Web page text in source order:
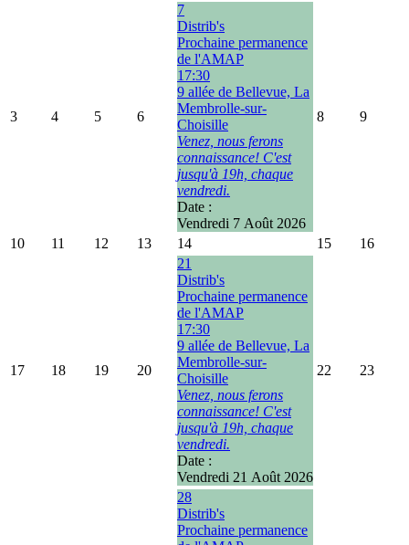
3 4 5 6
7
Distrib's
Prochaine permanence
de l'AMAP
17:30
9 allée de Bellevue, La
Membrolle-sur-
Choisille
Venez, nous ferons
connaissance! C'est
jusqu'à 19h, chaque
vendredi.
Date :
Vendredi 7 Août 2026
8 9
10 11 12 13 14 15 16
17 18 19 20
21
Distrib's
Prochaine permanence
de l'AMAP
17:30
9 allée de Bellevue, La
Membrolle-sur-
Choisille
Venez, nous ferons
connaissance! C'est
jusqu'à 19h, chaque
vendredi.
Date :
Vendredi 21 Août 2026
22 23
28
Distrib's
Prochaine permanence